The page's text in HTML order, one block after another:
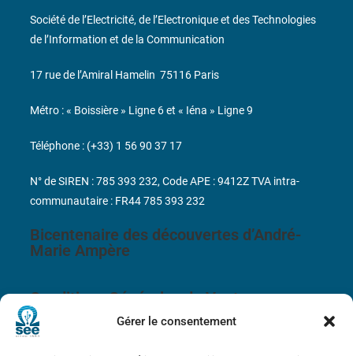
Gérer le consentement
Bicentenaire des découvertes d’André-
Marie Ampère
Conditions Générales de Vente
Société de l’Electricité, de l’Electronique et des Technologies
de l’Information et de la Communication
17 rue de l’Amiral Hamelin 75116 Paris
Métro : « Boissière » Ligne 6 et « Iéna » Ligne 9
Téléphone : (+33) 1 56 90 37 17
N° de SIREN : 785 393 232, Code APE : 9412Z TVA intra-
communautaire : FR44 785 393 232